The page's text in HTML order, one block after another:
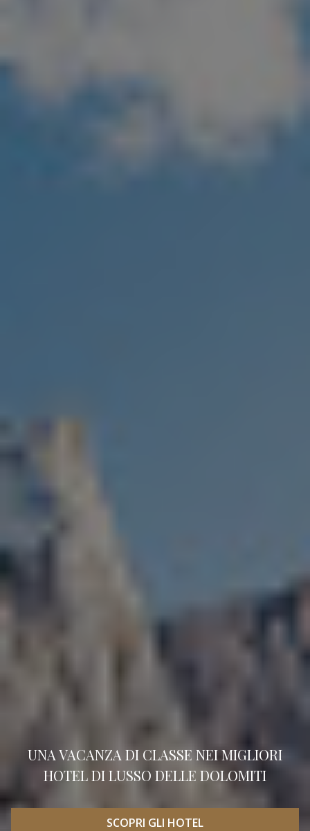
UNA VACANZA DI CLASSE NEI MIGLIORI
HOTEL DI LUSSO DELLE DOLOMITI
SCOPRI GLI HOTEL